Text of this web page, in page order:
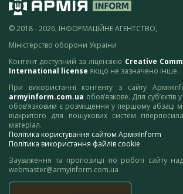
© 2018 - 2026, ІНФОРМАЦІЙНЕ АГЕНТСТВО,
Міністерство оборони України
Контент доступний за ліцензією Creative
International license якщо не зазначено інше.
При використанні контенту з сайту
armyinform.com.ua обов’язкове. Для
обов’язковим є розміщення у першому абзаці
відкритого для пошукових систем
матеріал.
Політика користування сайтом АрміяInform
Політика використання файлів cookie
Зауваження та пропозиції по роботі сайту
webmaster@armyinform.com.ua